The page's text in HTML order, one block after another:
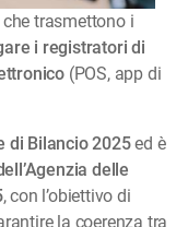
trasmettono i
i registratori di
(POS, app di
di Bilancio 2025ed è
delle
, con l’obiettivo di
la coerenza tra